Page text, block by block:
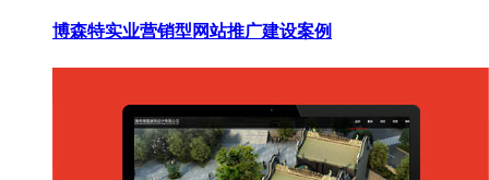
博森特实业营销型网站推广建设案例